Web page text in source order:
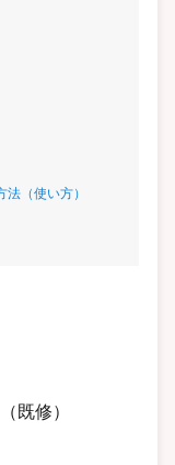
（使い方）
既修）